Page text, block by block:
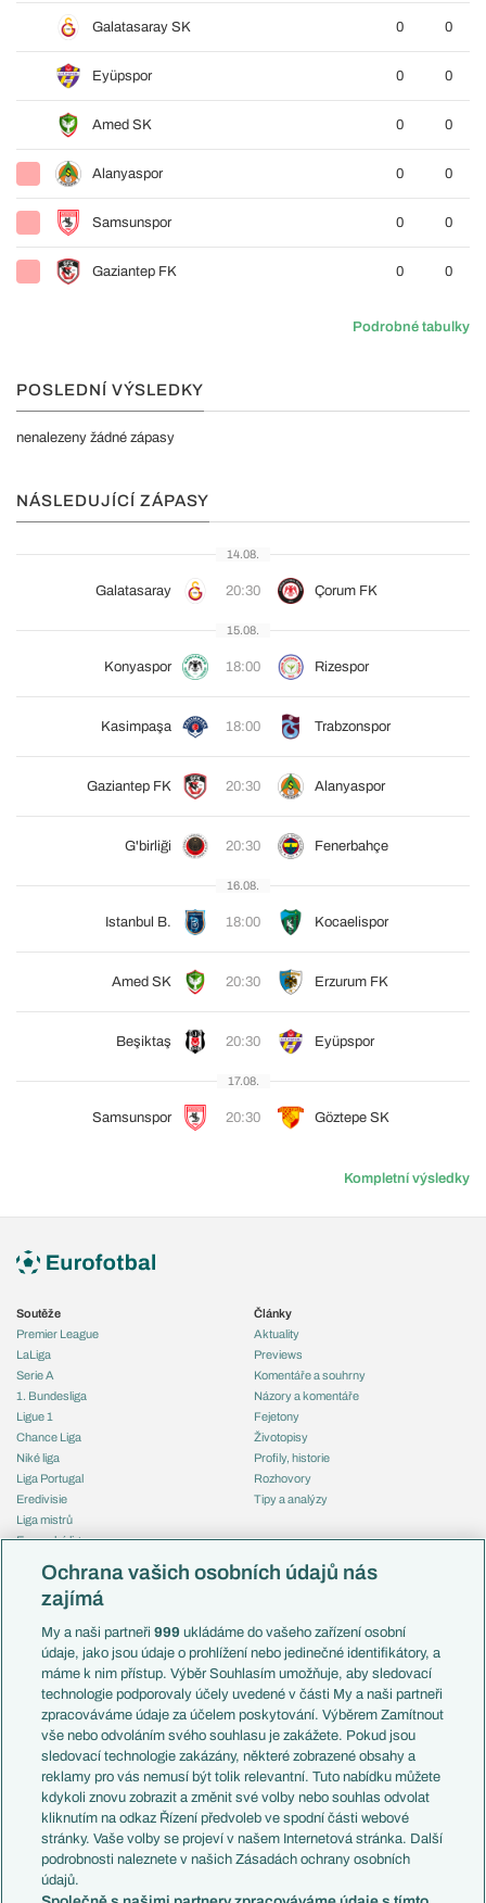
Galatasaray SK 0 0
Eyüpspor 0 0
Amed SK 0 0
Alanyaspor 0 0
Samsunspor 0 0
Gaziantep FK 0 0
Podrobné tabulky
POSLEDNÍ VÝSLEDKY
nenalezeny žádné zápasy
NÁSLEDUJÍCÍ ZÁPASY
14.08.
Galatasaray 20:30 Çorum FK
15.08.
Konyaspor 18:00 Rizespor
Kasimpaşa 18:00 Trabzonspor
Gaziantep FK 20:30 Alanyaspor
G'birliği 20:30 Fenerbahçe
16.08.
Istanbul B. 18:00 Kocaelispor
Amed SK 20:30 Erzurum FK
Beşiktaş 20:30 Eyüpspor
17.08.
Samsunspor 20:30 Göztepe SK
Kompletní výsledky
Soutěže
Premier League
LaLiga
Serie A
1. Bundesliga
Ligue 1
Chance Liga
Niké liga
Liga Portugal
Eredivisie
Liga mistrů
Evropská liga
Mistrovství světa
Liga národů
Témata
Představení týmů MS
EuroSkauting
PL v kostce
Evropské koeficienty
Přestupy
Přestupové spekulace
Zranění
Kluby
Arsenal FC
Chelsea FC
Články
Aktuality
Previews
Komentáře a souhrny
Názory a komentáře
Fejetony
Životopisy
Profily, historie
Rozhovory
Tipy a analýzy
Česko
Francie
Itálie
Německo
Španělsko
Argentina
Brazílie
Přestupy
Zápasy
Livescore
Tipovací soutěž
Ochrana vašich osobních údajů nás
zajímá
My a naši partneři999 ukládáme do vašeho zařízení osobní
údaje, jako jsou údaje o prohlížení nebo jedinečné identifikátory, a
máme k nim přístup. Výběr Souhlasím umožňuje, aby sledovací
technologie podporovaly účely uvedené v části My a naši partneři
zpracováváme údaje za účelem poskytování. Výběrem Zamítnout
vše nebo odvoláním svého souhlasu je zakážete. Pokud jsou
sledovací technologie zakázány, některé zobrazené obsahy a
reklamy pro vás nemusí být tolik relevantní. Tuto nabídku můžete
kdykoli znovu zobrazit a změnit své volby nebo souhlas odvolat
kliknutím na odkaz Řízení předvoleb ve spodní části webové
stránky. Vaše volby se projeví v našem Internetová stránka. Další
podrobnosti naleznete v našich Zásadách ochrany osobních
údajů.